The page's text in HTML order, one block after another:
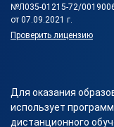
№Л035-01215-72/
от 07.09.2021 г.
Проверить лицензию
Для оказания
использует
дистанционного